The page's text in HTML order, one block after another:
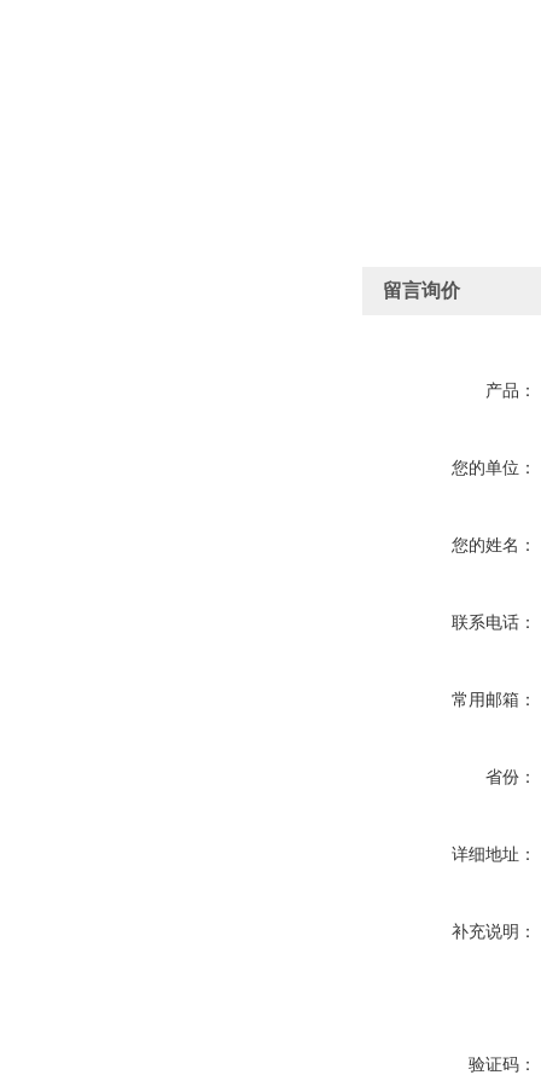
留言询价
产品：
您的单位：
您的姓名：
联系电话：
常用邮箱：
省份：
详细地址：
补充说明：
验证码：